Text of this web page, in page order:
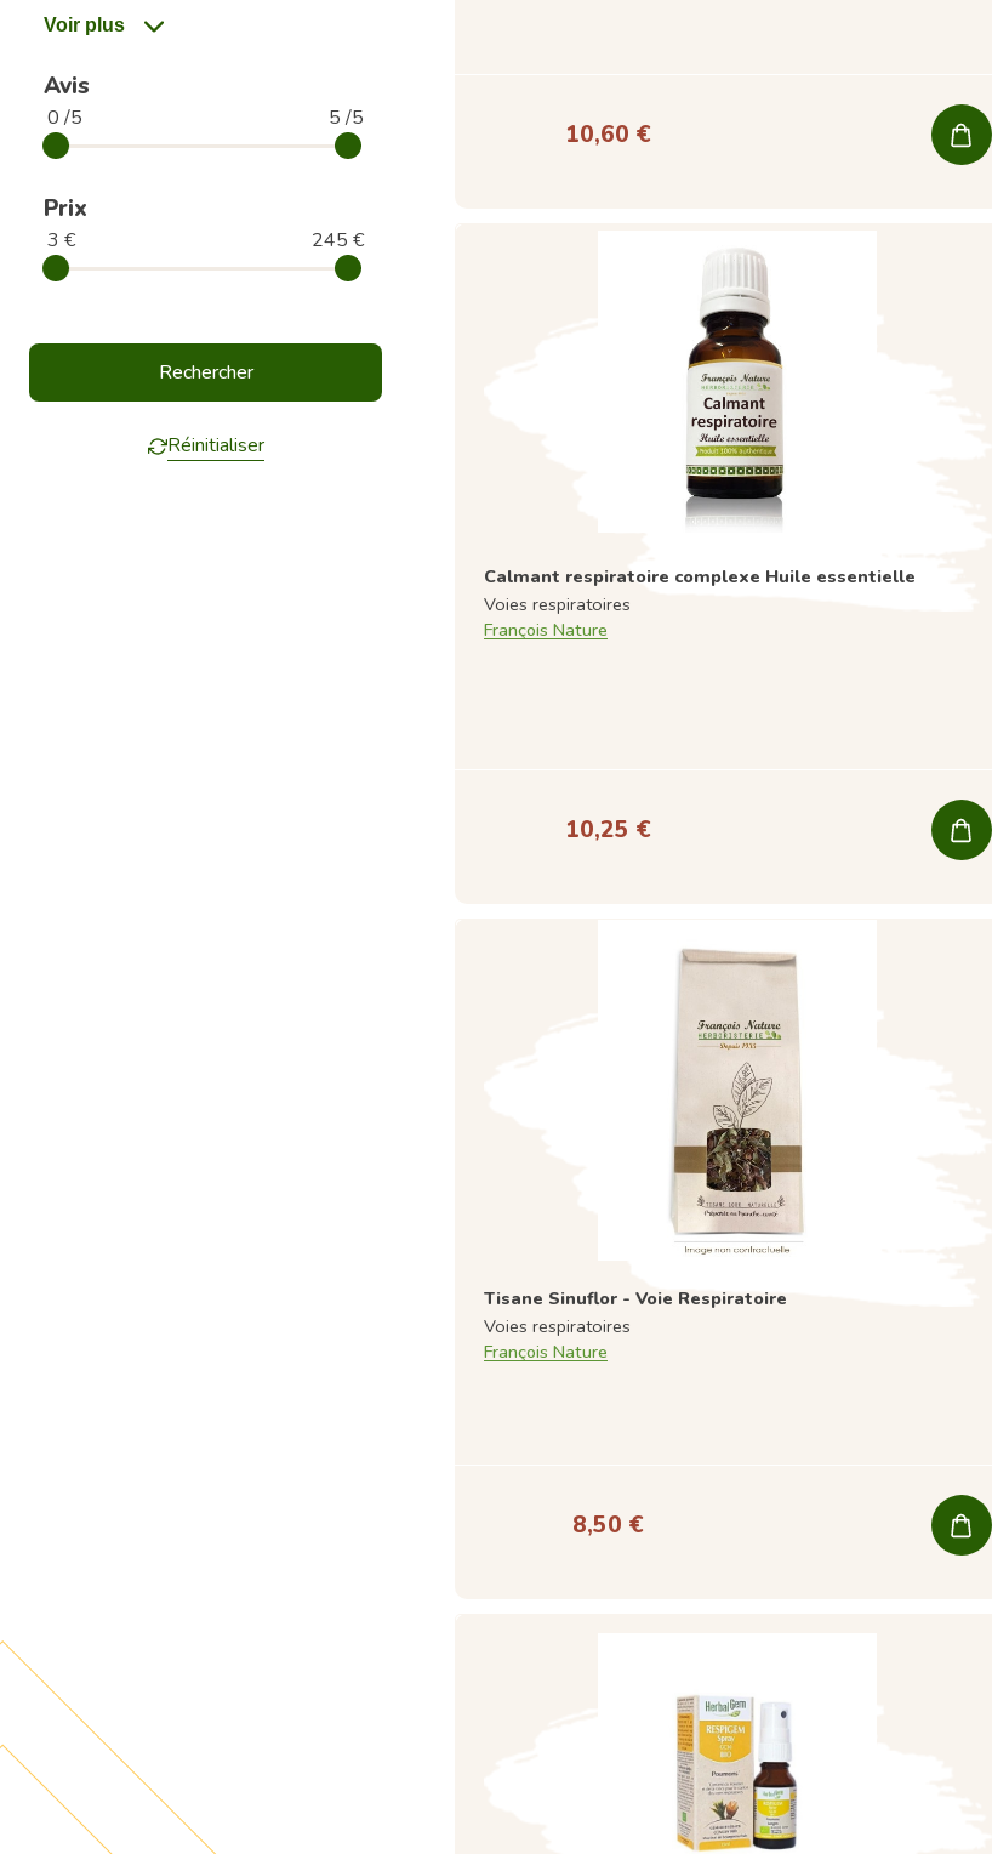
Avis
0 /5 5 /5
Prix
3 € 245 €
Réinitialiser
10,60 €
Calmant respiratoire complexe Huile essentielle
Voies respiratoires
François Nature
10,25 €
Tisane Sinuflor - Voie Respiratoire
Voies respiratoires
François Nature
8,50 €